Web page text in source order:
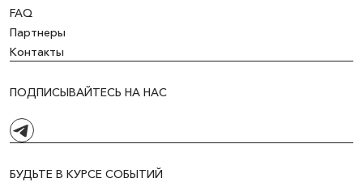
FAQ
Партнеры
Контакты
ПОДПИСЫВАЙТЕСЬ НА НАС
БУДЬТЕ В КУРСЕ СОБЫТИЙ